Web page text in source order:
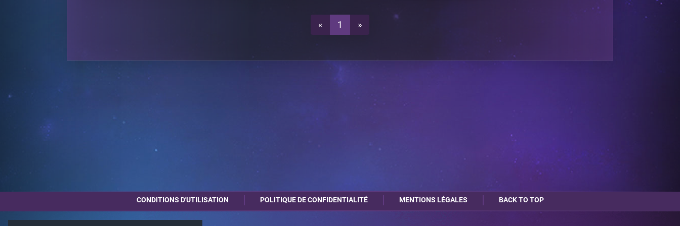
« 1 »
CONDITIONS D'UTILISATION POLITIQUE DE CONFIDENTIALITÉ MENTIONS LÉGALES BACK TO TOP